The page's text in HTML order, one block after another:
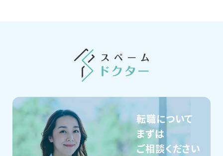
転職について
まずは
ご相談ください